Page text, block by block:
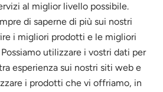
al miglior livello possibile.
di saperne di più sui nostri
i migliori prodotti e le migliori
utilizzare i vostri dati per
esperienza sui nostri siti web e
i prodotti che vi offriamo, in